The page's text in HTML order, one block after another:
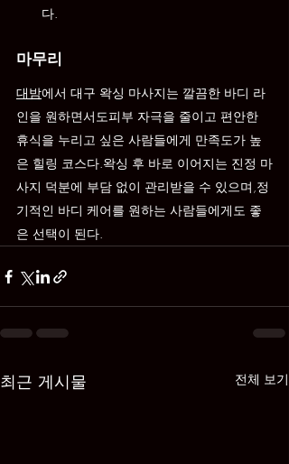
다.
마무리
대밤에서 대구 왁싱 마사지는 깔끔한 바디 라
인을 원하면서도피부 자극을 줄이고 편안한
휴식을 누리고 싶은 사람들에게 만족도가 높
은 힐링 코스다.왁싱 후 바로 이어지는 진정 마
사지 덕분에 부담 없이 관리받을 수 있으며,정
기적인 바디 케어를 원하는 사람들에게도 좋
은 선택이 된다.
최근 게시물 전체 보기